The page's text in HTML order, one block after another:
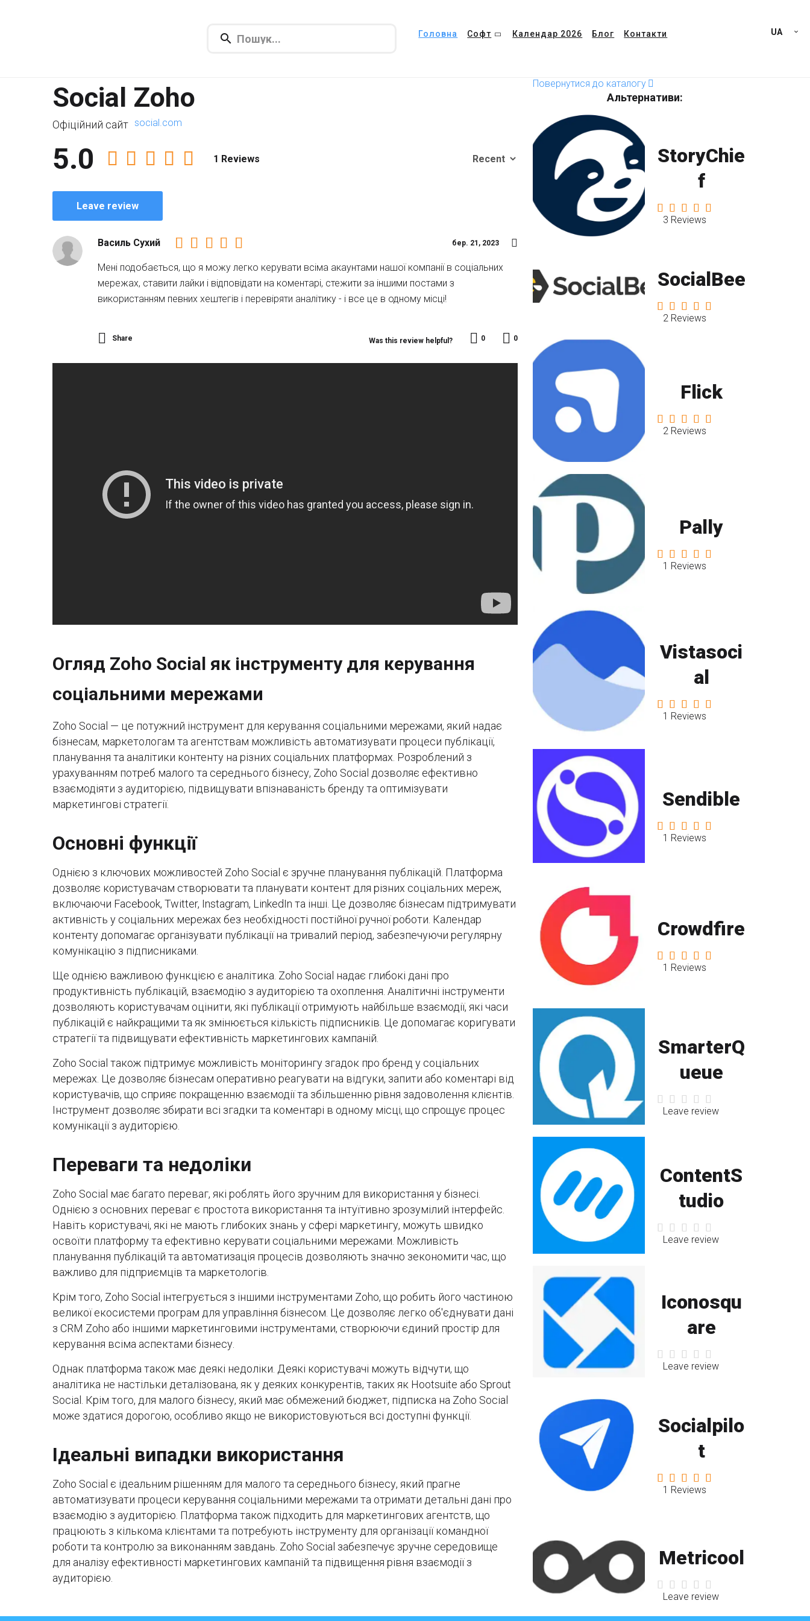
Головна Софт Календар 2026 Блог Контакти UA
Social Zoho
Офіційний сайт social.com
5.0 1 Reviews
Leave review
бер. 21, 2023
Василь Сухий
Мені подобається, що я можу легко керувати всіма акаунтами нашої компанії в соціальних
мережах, ставити лайки і відповідати на коментарі, стежити за іншими постами з
використанням певних хештегів і перевіряти аналітику - і все це в одному місці!
Share Was this review helpful? 0 0
Огляд Zoho Social як інструменту для керування
соціальними мережами
Zoho Social — це потужний інструмент для керування соціальними мережами, який надає
бізнесам, маркетологам та агентствам можливість автоматизувати процеси публікації,
планування та аналітики контенту на різних соціальних платформах. Розроблений з
урахуванням потреб малого та середнього бізнесу, Zoho Social дозволяє ефективно
взаємодіяти з аудиторією, підвищувати впізнаваність бренду та оптимізувати
маркетингові стратегії.
Основні функції
Однією з ключових можливостей Zoho Social є зручне планування публікацій. Платформа
дозволяє користувачам створювати та планувати контент для різних соціальних мереж,
включаючи Facebook, Twitter, Instagram, LinkedIn та інші. Це дозволяє бізнесам підтримувати
активність у соціальних мережах без необхідності постійної ручної роботи. Календар
контенту допомагає організувати публікації на тривалий період, забезпечуючи регулярну
комунікацію з підписниками.
Ще однією важливою функцією є аналітика. Zoho Social надає глибокі дані про
продуктивність публікацій, взаємодію з аудиторією та охоплення. Аналітичні інструменти
дозволяють користувачам оцінити, які публікації отримують найбільше взаємодії, які часи
публікацій є найкращими та як змінюється кількість підписників. Це допомагає коригувати
стратегії та підвищувати ефективність маркетингових кампаній.
Zoho Social також підтримує можливість моніторингу згадок про бренд у соціальних
мережах. Це дозволяє бізнесам оперативно реагувати на відгуки, запити або коментарі від
користувачів, що сприяє покращенню взаємодії та збільшенню рівня задоволення клієнтів.
Інструмент дозволяє збирати всі згадки та коментарі в одному місці, що спрощує процес
комунікації з аудиторією.
Переваги та недоліки
Zoho Social має багато переваг, які роблять його зручним для використання у бізнесі.
Однією з основних переваг є простота використання та інтуїтивно зрозумілий інтерфейс.
Навіть користувачі, які не мають глибоких знань у сфері маркетингу, можуть швидко
освоїти платформу та ефективно керувати соціальними мережами. Можливість
планування публікацій та автоматизація процесів дозволяють значно зекономити час, що
важливо для підприємців та маркетологів.
Крім того, Zoho Social інтегрується з іншими інструментами Zoho, що робить його частиною
великої екосистеми програм для управління бізнесом. Це дозволяє легко об'єднувати дані
з CRM Zoho або іншими маркетинговими інструментами, створюючи єдиний простір для
керування всіма аспектами бізнесу.
Однак платформа також має деякі недоліки. Деякі користувачі можуть відчути, що
аналітика не настільки деталізована, як у деяких конкурентів, таких як Hootsuite або Sprout
Social. Крім того, для малого бізнесу, який має обмежений бюджет, підписка на Zoho Social
може здатися дорогою, особливо якщо не використовуються всі доступні функції.
Ідеальні випадки використання
Zoho Social є ідеальним рішенням для малого та середнього бізнесу, який прагне
автоматизувати процеси керування соціальними мережами та отримати детальні дані про
взаємодію з аудиторією. Платформа також підходить для маркетингових агентств, що
працюють з кількома клієнтами та потребують інструменту для організації командної
роботи та контролю за виконанням завдань. Zoho Social забезпечує зручне середовище
для аналізу ефективності маркетингових кампаній та підвищення рівня взаємодії з
аудиторією.
Повернутися до каталогу
Альтернативи:
StoryChie
f
3 Reviews
SocialBee
2 Reviews
Flick
2 Reviews
Pally
1 Reviews
Vistasoci
al
1 Reviews
Sendible
1 Reviews
Crowdfire
1 Reviews
SmarterQ
ueue
Leave review
ContentS
tudio
Leave review
Iconosqu
are
Leave review
Socialpilo
t
1 Reviews
Metricool
Leave review